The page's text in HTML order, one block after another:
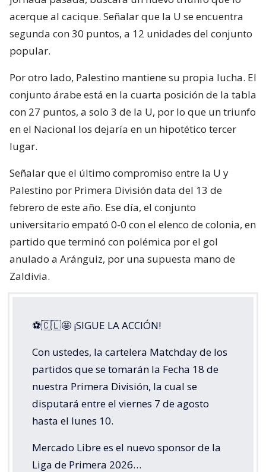
acerque al cacique. Señalar que la U se encuentra
segunda con 30 puntos, a 12 unidades del conjunto
popular.
Por otro lado, Palestino mantiene su propia lucha. El
conjunto árabe está en la cuarta posición de la tabla
con 27 puntos, a solo 3 de la U, por lo que un triunfo
en el Nacional los dejaría en un hipotético tercer
lugar.
Señalar que el último compromiso entre la U y
Palestino por Primera División data del 13 de
febrero de este año. Ese día, el conjunto
universitario empató 0-0 con el elenco de colonia, en
partido que terminó con polémica por el gol
anulado a Aránguiz, por una supuesta mano de
Zaldivia.
⚽🇨🇱🤩 ¡SIGUE LA ACCIÓN!
Con ustedes, la cartelera Matchday de los
partidos que se tomarán la Fecha 18 de
nuestra Primera División, la cual se
disputará entre el viernes 7 de agosto
hasta el lunes 10.
Mercado Libre es el nuevo sponsor de la
Liga de Primera 2026…